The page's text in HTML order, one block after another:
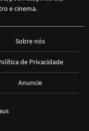
e cinema.
Sobre nós
de Privacidade
Anuncie